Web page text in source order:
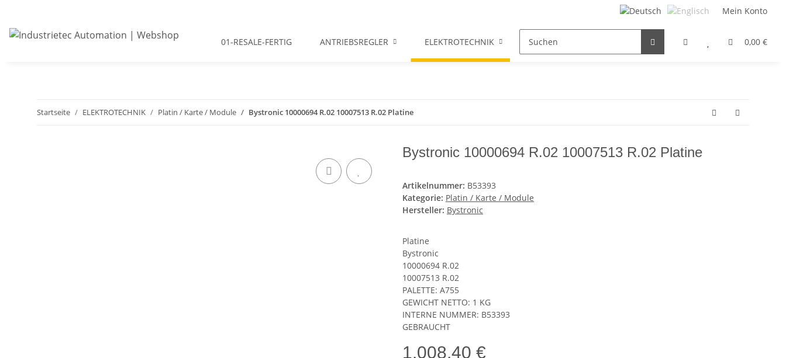
Mein Konto
0,00 €
01-RESALE-FERTIG ANTRIEBSREGLER ELEKTROTECHNIK FILTER / DROSSEL GETRIEBEMOTOREN HYDRAULIK
Startseite ELEKTROTECHNIK Platin / Karte / Module Bystronic 10000694 R.02 10007513 R.02 Platine
Bystronic 10000694 R.02 10007513 R.02 Platine
Artikelnummer: B53393
Kategorie: Platin / Karte / Module
Hersteller: Bystronic
Platine
Bystronic
10000694 R.02
10007513 R.02
PALETTE: A755
GEWICHT NETTO: 1 KG
INTERNE NUMMER: B53393
GEBRAUCHT
1.008,40 €